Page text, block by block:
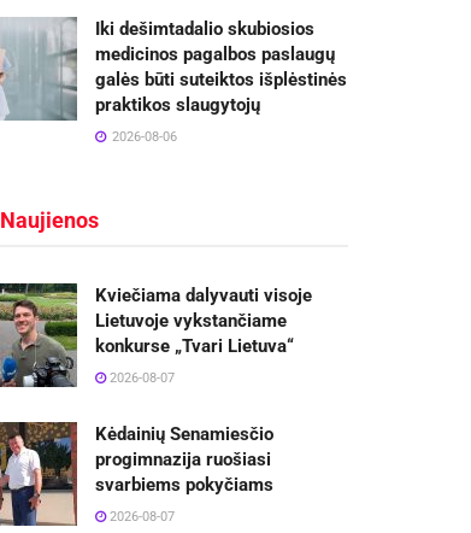
Iki dešimtadalio skubiosios
medicinos pagalbos paslaugų
galės būti suteiktos išplėstinės
praktikos slaugytojų
2026-08-06
Naujienos
Kviečiama dalyvauti visoje
Lietuvoje vykstančiame
konkurse „Tvari Lietuva“
2026-08-07
Kėdainių Senamiesčio
progimnazija ruošiasi
svarbiems pokyčiams
2026-08-07